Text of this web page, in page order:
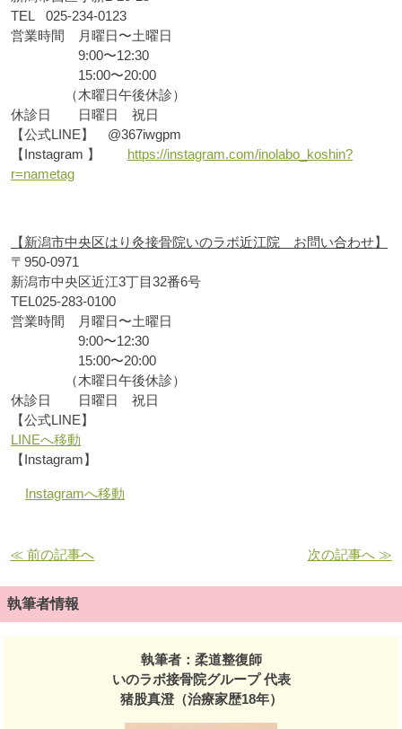
TEL
025-234-0123
営業時間 月曜日〜土曜日
9:00〜12:30
15:00〜20:00
（木曜日午後休診）
休診日 日曜日 祝日
【公式LINE】 @367iwgpm
【Instagram 】
https://instagram.com/inolabo_koshin?
r=nametag
【新潟市中央区はり灸接骨院いのラボ近江院 お問い合わせ】
〒 950-0971
新潟市中央区近江3丁目32番6号
TEL025-283-0100
営業時間 月曜日〜土曜日
9:00〜12:30
15:00〜20:00
（木曜日午後休診）
休診日 日曜日 祝日
【公式LINE】
LINEへ移動
【Instagram】
Instagramへ移動
≪ 前の記事へ 次の記事へ ≫
執筆者情報
執筆者：柔道整復師
いのラボ接骨院グループ 代表
猪股真澄（治療家歴18年）